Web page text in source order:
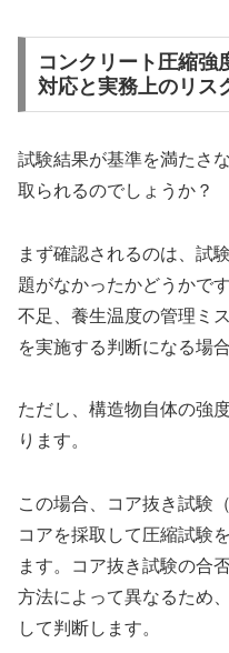
コンクリート圧縮強
対応と実務上のリス
試験結果が基準を満たさ
取られるのでしょうか？
まず確認されるのは、試
題がなかったかどうかで
不足、養生温度の管理ミ
を実施する判断になる場
ただし、構造物自体の強
ります。
この場合、コア抜き試験
コアを採取して圧縮試験
ます。コア抜き試験の合
方法によって異なるため
して判断します。